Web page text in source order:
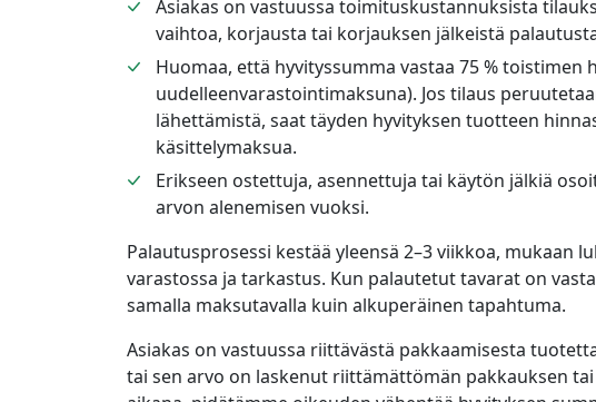
Asiakas on vastuussa toimituskustannuksista
vaihtoa, korjausta tai korjauksen jälkeistä
Huomaa, että hyvityssumma vastaa 75 % toistimen
uudelleenvarastointimaksuna). Jos tilaus
lähettämistä, saat täyden hyvityksen tuotteen
käsittelymaksua.
Erikseen ostettuja, asennettuja tai käytön jälkiä
arvon alenemisen vuoksi.
Palautusprosessi kestää yleensä 2–3 viikkoa, mukaan
varastossa ja tarkastus. Kun palautetut tavarat on
samalla maksutavalla kuin alkuperäinen tapahtuma.
Asiakas on vastuussa riittävästä pakkaamisesta
tai sen arvo on laskenut riittämättömän pakkauksen